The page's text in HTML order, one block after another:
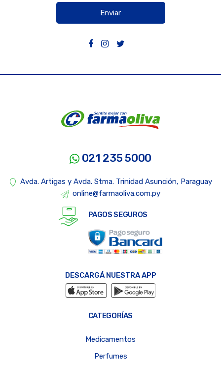
Enviar
021 235 5000
Avda. Artigas y Avda. Stma. Trinidad Asunción, Paraguay
online@farmaoliva.com.py
PAGOS SEGUROS
DESCARGÁ NUESTRA APP
CATEGORÍAS
Medicamentos
Perfumes